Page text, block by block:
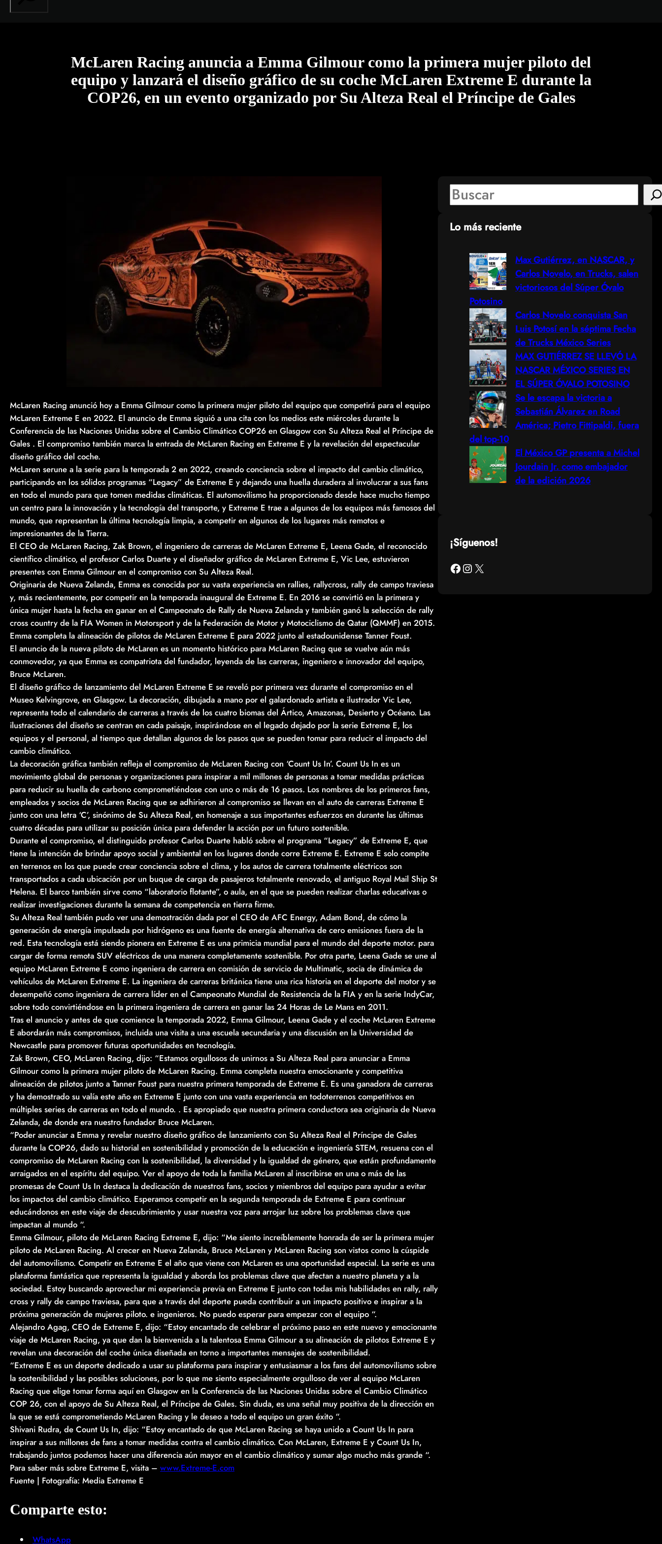
McLaren Racing anuncia a Emma Gilmour como la primera mujer piloto del
equipo y lanzará el diseño gráfico de su coche McLaren Extreme E durante la
COP26, en un evento organizado por Su Alteza Real el Príncipe de Gales
McLaren Racing anunció hoy a Emma Gilmour como la primera mujer piloto del equipo que competirá para el equipo
McLaren Extreme E en 2022. El anuncio de Emma siguió a una cita con los medios este miércoles durante la
Conferencia de las Naciones Unidas sobre el Cambio Climático COP26 en Glasgow con Su Alteza Real el Príncipe de
Gales . El compromiso también marca la entrada de McLaren Racing en Extreme E y la revelación del espectacular
diseño gráfico del coche.
McLaren serune a la serie para la temporada 2 en 2022, creando conciencia sobre el impacto del cambio climático,
participando en los sólidos programas “Legacy” de Extreme E y dejando una huella duradera al involucrar a sus fans
en todo el mundo para que tomen medidas climáticas. El automovilismo ha proporcionado desde hace mucho tiempo
un centro para la innovación y la tecnología del transporte, y Extreme E trae a algunos de los equipos más famosos del
mundo, que representan la última tecnología limpia, a competir en algunos de los lugares más remotos e
impresionantes de la Tierra.
El CEO de McLaren Racing, Zak Brown, el ingeniero de carreras de McLaren Extreme E, Leena Gade, el reconocido
científico climático, el profesor Carlos Duarte y el diseñador gráfico de McLaren Extreme E, Vic Lee, estuvieron
presentes con Emma Gilmour en el compromiso con Su Alteza Real.
Originaria de Nueva Zelanda, Emma es conocida por su vasta experiencia en rallies, rallycross, rally de campo traviesa
y, más recientemente, por competir en la temporada inaugural de Extreme E. En 2016 se convirtió en la primera y
única mujer hasta la fecha en ganar en el Campeonato de Rally de Nueva Zelanda y también ganó la selección de rally
cross country de la FIA Women in Motorsport y de la Federación de Motor y Motociclismo de Qatar (QMMF) en 2015.
Emma completa la alineación de pilotos de McLaren Extreme E para 2022 junto al estadounidense Tanner Foust.
El anuncio de la nueva piloto de McLaren es un momento histórico para McLaren Racing que se vuelve aún más
conmovedor, ya que Emma es compatriota del fundador, leyenda de las carreras, ingeniero e innovador del equipo,
Bruce McLaren.
El diseño gráfico de lanzamiento del McLaren Extreme E se reveló por primera vez durante el compromiso en el
Museo Kelvingrove, en Glasgow. La decoración, dibujada a mano por el galardonado artista e ilustrador Vic Lee,
representa todo el calendario de carreras a través de los cuatro biomas del Ártico, Amazonas, Desierto y Océano. Las
ilustraciones del diseño se centran en cada paisaje, inspirándose en el legado dejado por la serie Extreme E, los
equipos y el personal, al tiempo que detallan algunos de los pasos que se pueden tomar para reducir el impacto del
cambio climático.
La decoración gráfica también refleja el compromiso de McLaren Racing con ‘Count Us In’. Count Us In es un
movimiento global de personas y organizaciones para inspirar a mil millones de personas a tomar medidas prácticas
para reducir su huella de carbono comprometiéndose con uno o más de 16 pasos. Los nombres de los primeros fans,
empleados y socios de McLaren Racing que se adhirieron al compromiso se llevan en el auto de carreras Extreme E
junto con una letra ‘C’, sinónimo de Su Alteza Real, en homenaje a sus importantes esfuerzos en durante las últimas
cuatro décadas para utilizar su posición única para defender la acción por un futuro sostenible.
Durante el compromiso, el distinguido profesor Carlos Duarte habló sobre el programa “Legacy” de Extreme E, que
tiene la intención de brindar apoyo social y ambiental en los lugares donde corre Extreme E. Extreme E solo compite
en terrenos en los que puede crear conciencia sobre el clima, y ​​los autos de carrera totalmente eléctricos son
transportados a cada ubicación por un buque de carga de pasajeros totalmente renovado, el antiguo Royal Mail Ship St
Helena. El barco también sirve como “laboratorio flotante”, o aula, en el que se pueden realizar charlas educativas o
realizar investigaciones durante la semana de competencia en tierra firme.
Su Alteza Real también pudo ver una demostración dada por el CEO de AFC Energy, Adam Bond, de cómo la
generación de energía impulsada por hidrógeno es una fuente de energía alternativa de cero emisiones fuera de la
red. Esta tecnología está siendo pionera en Extreme E es una primicia mundial para el mundo del deporte motor. para
cargar de forma remota SUV eléctricos de una manera completamente sostenible. Por otra parte, Leena Gade se une al
equipo McLaren Extreme E como ingeniera de carrera en comisión de servicio de Multimatic, socia de dinámica de
vehículos de McLaren Extreme E. La ingeniera de carreras británica tiene una rica historia en el deporte del motor y se
desempeñó como ingeniera de carrera líder en el Campeonato Mundial de Resistencia de la FIA y en la serie IndyCar,
sobre todo convirtiéndose en la primera ingeniera de carrera en ganar las 24 Horas de Le Mans en 2011.
Tras el anuncio y antes de que comience la temporada 2022, Emma Gilmour, Leena Gade y el coche McLaren Extreme
E abordarán más compromisos, incluida una visita a una escuela secundaria y una discusión en la Universidad de
Newcastle para promover futuras oportunidades en tecnología.
Zak Brown, CEO, McLaren Racing, dijo: “Estamos orgullosos de unirnos a Su Alteza Real para anunciar a Emma
Gilmour como la primera mujer piloto de McLaren Racing. Emma completa nuestra emocionante y competitiva
alineación de pilotos junto a Tanner Foust para nuestra primera temporada de Extreme E. Es una ganadora de carreras
y ha demostrado su valía este año en Extreme E junto con una vasta experiencia en todoterrenos competitivos en
múltiples series de carreras en todo el mundo. . Es apropiado que nuestra primera conductora sea originaria de Nueva
Zelanda, de donde era nuestro fundador Bruce McLaren.
“Poder anunciar a Emma y revelar nuestro diseño gráfico de lanzamiento con Su Alteza Real el Príncipe de Gales
durante la COP26, dado su historial en sostenibilidad y promoción de la educación e ingeniería STEM, resuena con el
compromiso de McLaren Racing con la sostenibilidad, la diversidad y la igualdad de género, que están profundamente
arraigados en el espíritu del equipo. Ver el apoyo de toda la familia McLaren al inscribirse en una o más de las
promesas de Count Us In destaca la dedicación de nuestros fans, socios y miembros del equipo para ayudar a evitar
los impactos del cambio climático. Esperamos competir en la segunda temporada de Extreme E para continuar
educándonos en este viaje de descubrimiento y usar nuestra voz para arrojar luz sobre los problemas clave que
impactan al mundo “.
Emma Gilmour, piloto de McLaren Racing Extreme E, dijo: “Me siento increíblemente honrada de ser la primera mujer
piloto de McLaren Racing. Al crecer en Nueva Zelanda, Bruce McLaren y McLaren Racing son vistos como la cúspide
del automovilismo. Competir en Extreme E el año que viene con McLaren es una oportunidad especial. La serie es una
plataforma fantástica que representa la igualdad y aborda los problemas clave que afectan a nuestro planeta y a la
sociedad. Estoy buscando aprovechar mi experiencia previa en Extreme E junto con todas mis habilidades en rally, rally
cross y rally de campo traviesa, para que a través del deporte pueda contribuir a un impacto positivo e inspirar a la
próxima generación de mujeres piloto. e ingenieros. No puedo esperar para empezar con el equipo “.
Alejandro Agag, CEO de Extreme E, dijo: “Estoy encantado de celebrar el próximo paso en este nuevo y emocionante
viaje de McLaren Racing, ya que dan la bienvenida a la talentosa Emma Gilmour a su alineación de pilotos Extreme E y
revelan una decoración del coche única diseñada en torno a importantes mensajes de sostenibilidad.
“Extreme E es un deporte dedicado a usar su plataforma para inspirar y entusiasmar a los fans del automovilismo sobre
la sostenibilidad y las posibles soluciones, por lo que me siento especialmente orgulloso de ver al equipo McLaren
Racing que elige tomar forma aquí en Glasgow en la Conferencia de las Naciones Unidas sobre el Cambio Climático
COP 26, con el apoyo de Su Alteza Real, el Príncipe de Gales. Sin duda, es una señal muy positiva de la dirección en
la que se está comprometiendo McLaren Racing y le deseo a todo el equipo un gran éxito “.
Shivani Rudra, de Count Us In, dijo: “Estoy encantado de que McLaren Racing se haya unido a Count Us In para
inspirar a sus millones de fans a tomar medidas contra el cambio climático. Con McLaren, Extreme E y Count Us In,
trabajando juntos podemos hacer una diferencia aún mayor en el cambio climático y sumar algo mucho más grande “.
Para saber más sobre Extreme E, visita – www.Extreme-E.com
Fuente | Fotografía: Media Extreme E
Comparte esto:
WhatsApp
S
eLo más reciente
Max Gutiérrez, en NASCAR, y
Carlos Novelo, en Trucks, salen
victoriosos del Súper Óvalo
Potosino
Carlos Novelo conquista San
Luis Potosí en la séptima Fecha
de Trucks México Series
MAX GUTIÉRREZ SE LLEVÓ LA
NASCAR MÉXICO SERIES EN
EL SÚPER ÓVALO POTOSINO
Se le escapa la victoria a
Sebastián Álvarez en Road
América; Pietro Fittipaldi, fuera
del top-10
El México GP presenta a Michel
Jourdain Jr. como embajador
de la edición 2026
¡Síguenos!
Facebook Instagram X